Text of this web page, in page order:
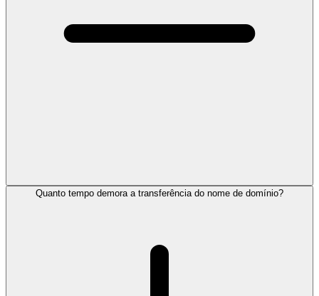
Quanto tempo demora a transferência do nome de domínio?